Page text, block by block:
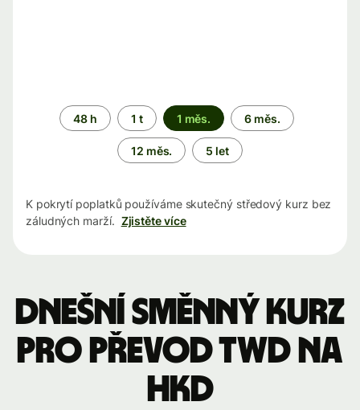
Časové
období
48 h 1 t 1 měs. 6 měs.
12 měs. 5 let
K pokrytí poplatků používáme skutečný středový kurz bez
záludných marží. Zjistěte více
Dnešní směnný kurz
pro převod TWD na
HKD